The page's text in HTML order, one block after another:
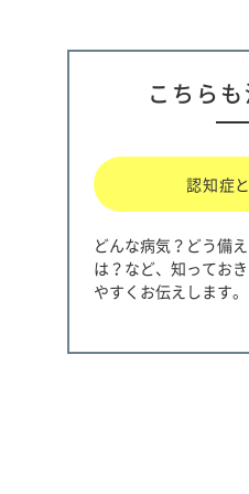
こちらも
認知症
どんな病気？どう備
は？など、知ってお
やすくお伝えします。